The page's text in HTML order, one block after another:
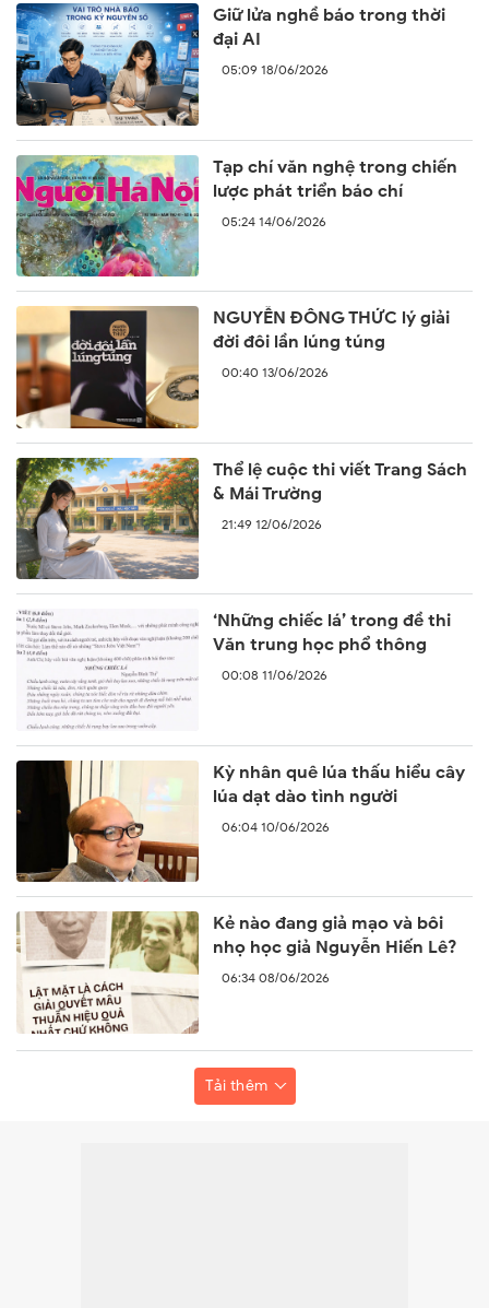
Giữ lửa nghề báo trong thời
đại AI
05:09 18/06/2026
Tạp chí văn nghệ trong chiến
lược phát triển báo chí
05:24 14/06/2026
NGUYỄN ĐÔNG THỨC lý giải
đời đôi lần lúng túng
00:40 13/06/2026
Thể lệ cuộc thi viết Trang Sách
& Mái Trường
21:49 12/06/2026
‘Những chiếc lá’ trong đề thi
Văn trung học phổ thông
00:08 11/06/2026
Kỳ nhân quê lúa thấu hiểu cây
lúa dạt dào tình người
06:04 10/06/2026
Kẻ nào đang giả mạo và bôi
nhọ học giả Nguyễn Hiến Lê?
06:34 08/06/2026
Tải thêm